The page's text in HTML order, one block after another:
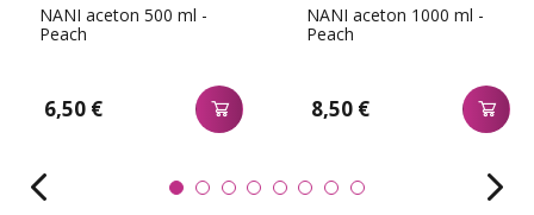
NANI aceton 500 ml -
Peach
6,50 €
NANI aceton 1000 ml -
Peach
8,50 €